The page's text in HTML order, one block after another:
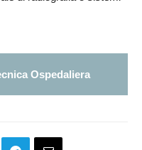
Ospedaliera